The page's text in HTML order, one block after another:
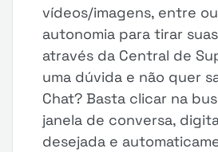
vídeos/imagens, entre
autonomia para tirar
através da Central de
uma dúvida e não quer
Chat? Basta clicar na
janela de conversa,
desejada e